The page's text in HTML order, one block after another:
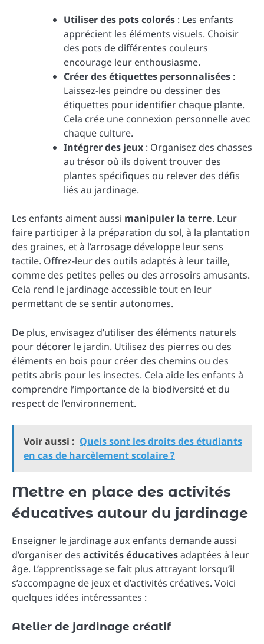
Utiliser des pots colorés : Les enfants
apprécient les éléments visuels. Choisir
des pots de différentes couleurs
encourage leur enthousiasme.
Créer des étiquettes personnalisées :
Laissez-les peindre ou dessiner des
étiquettes pour identifier chaque plante.
Cela crée une connexion personnelle avec
chaque culture.
Intégrer des jeux : Organisez des chasses
au trésor où ils doivent trouver des
plantes spécifiques ou relever des défis
liés au jardinage.
Les enfants aiment aussi manipuler la terre. Leur
faire participer à la préparation du sol, à la plantation
des graines, et à l’arrosage développe leur sens
tactile. Offrez-leur des outils adaptés à leur taille,
comme des petites pelles ou des arrosoirs amusants.
Cela rend le jardinage accessible tout en leur
permettant de se sentir autonomes.
De plus, envisagez d’utiliser des éléments naturels
pour décorer le jardin. Utilisez des pierres ou des
éléments en bois pour créer des chemins ou des
petits abris pour les insectes. Cela aide les enfants à
comprendre l’importance de la biodiversité et du
respect de l’environnement.
Voir aussi : Quels sont les droits des étudiants
en cas de harcèlement scolaire ?
Mettre en place des activités
éducatives autour du jardinage
Enseigner le jardinage aux enfants demande aussi
d’organiser des activités éducativesadaptées à leur
âge. L’apprentissage se fait plus attrayant lorsqu’il
s’accompagne de jeux et d’activités créatives. Voici
quelques idées intéressantes :
Atelier de jardinage créatif